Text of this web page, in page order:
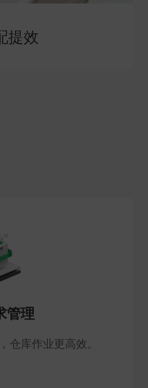
提效
管理
仓库作业更高效。